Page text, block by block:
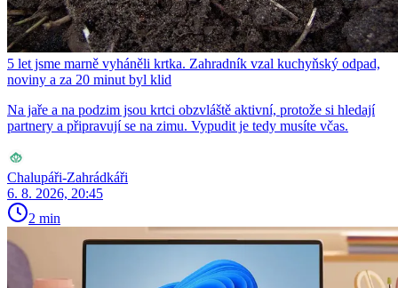
5 let jsme marně vyháněli krtka. Zahradník vzal kuchyňský odpad,
noviny a za 20 minut byl klid
Na jaře a na podzim jsou krtci obzvláště aktivní, protože si hledají
partnery a připravují se na zimu. Vypudit je tedy musíte včas.
Chalupáři-Zahrádkáři
6. 8. 2026, 20:45
2 min